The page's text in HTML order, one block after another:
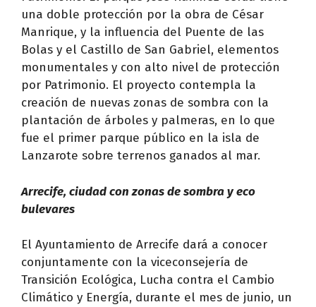
una doble protección por la obra de César
Manrique, y la influencia del Puente de las
Bolas y el Castillo de San Gabriel, elementos
monumentales y con alto nivel de protección
por Patrimonio. El proyecto contempla la
creación de nuevas zonas de sombra con la
plantación de árboles y palmeras, en lo que
fue el primer parque público en la isla de
Lanzarote sobre terrenos ganados al mar.
Arrecife, ciudad con zonas de sombra y eco
bulevares
El Ayuntamiento de Arrecife dará a conocer
conjuntamente con la viceconsejería de
Transición Ecológica, Lucha contra el Cambio
Climático y Energía, durante el mes de junio, un